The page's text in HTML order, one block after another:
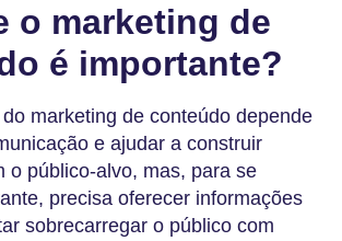
o marketing de
é importante?
marketing de conteúdo depende
e ajudar a construir
o público-alvo, mas, para se
precisa oferecer informações
sobrecarregar o público com